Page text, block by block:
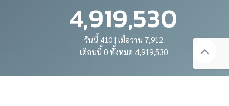
4,919,530
วันนี้ 410 | เมื่อวาน 7,912
เดือนนี้ 0 ทั้งหมด 4,919,530